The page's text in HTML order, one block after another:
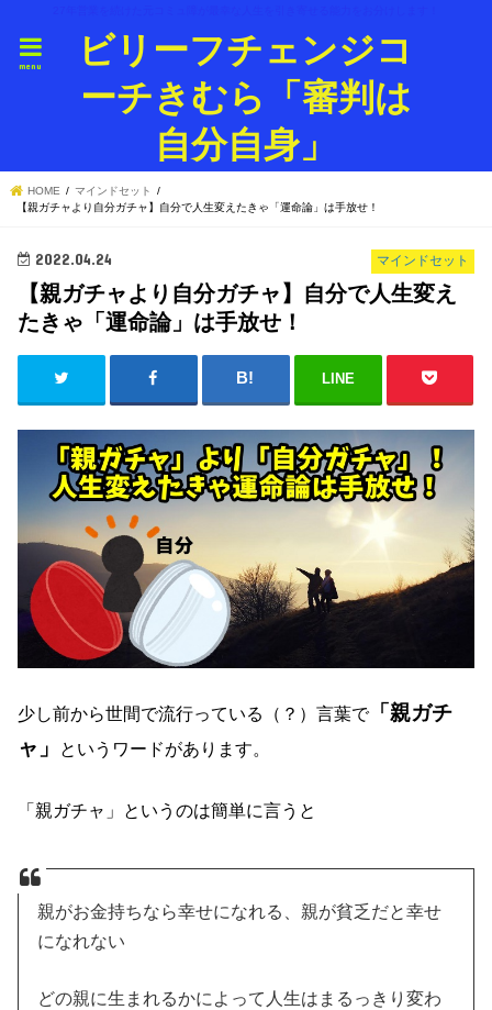
ビリーフチェンジコ
ーチきむら「審判は
自分自身」
menu
HOME
マインドセット
【親ガチャより自分ガチャ】自分で人生変えたきゃ「運命論」は手放せ！
マインドセット
2022.04.24
【親ガチャより自分ガチャ】自分で人生変え
たきゃ「運命論」は手放せ！
LINE
少し前から世間で流行っている（？）言葉で「親ガチ
ャ」
というワードがあります。
「親ガチャ」というのは簡単に言うと
親がお金持ちなら幸せになれる、親が貧乏だと幸せ
になれない
どの親に生まれるかによって人生はまるっきり変わ